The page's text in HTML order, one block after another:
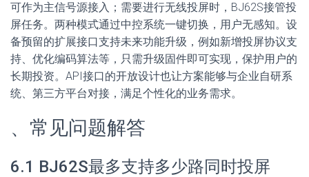
可作为主信号源接入；需要进行无线投屏时，BJ62S接管投
屏任务。两种模式通过中控系统一键切换，用户无感知。设
备预留的扩展接口支持未来功能升级，例如新增投屏协议支
持、优化编码算法等，只需升级固件即可实现，保护用户的
长期投资。API接口的开放设计也让方案能够与企业自研系
统、第三方平台对接，满足个性化的业务需求。
、常见问题解答
6.1 BJ62S最多支持多少路同时投屏